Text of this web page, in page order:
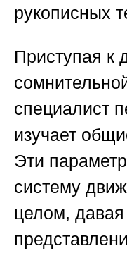
рукописных
Приступая к
специалист
изучает
Эти
систему
целом,